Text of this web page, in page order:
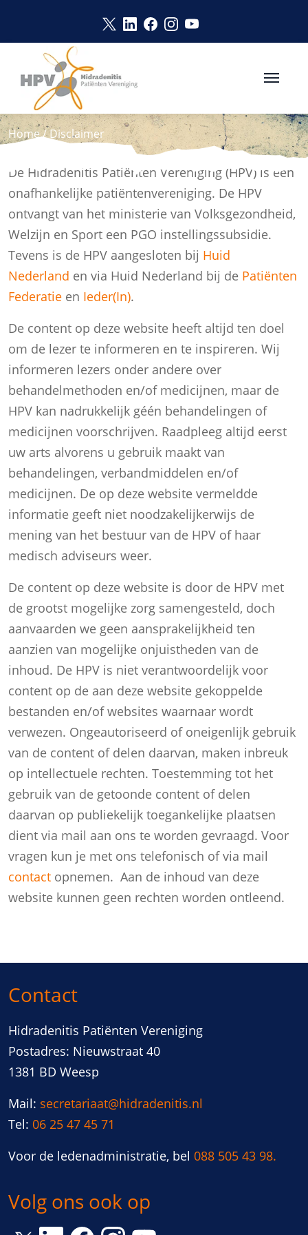
Link opent in een nieuw venster
Link opent in een nieuw
Link opent in een nieuw
Link opent in een
Link opent in een
Home/Disclaimer
De Hidradenitis Patiënten Vereniging (HPV) is een
onafhankelijke patiëntenvereniging. De HPV
ontvangt van het ministerie van Volksgezondheid,
Welzijn en Sport een PGO instellingssubsidie.
Tevens is de HPV aangesloten bij Huid
Nederland en via Huid Nederland bij de Patiënten
Federatie en Ieder(In).
De content op deze website heeft altijd ten doel
om de lezer te informeren en te inspireren. Wij
informeren lezers onder andere over
behandelmethoden en/of medicijnen, maar de
HPV kan nadrukkelijk géén behandelingen of
medicijnen voorschrijven. Raadpleeg altijd eerst
uw arts alvorens u gebruik maakt van
behandelingen, verbandmiddelen en/of
medicijnen. De op deze website vermeldde
informatie geeft niet noodzakelijkerwijs de
mening van het bestuur van de HPV of haar
medisch adviseurs weer.
De content op deze website is door de HPV met
de grootst mogelijke zorg samengesteld, doch
aanvaarden we geen aansprakelijkheid ten
aanzien van mogelijke onjuistheden van de
inhoud. De HPV is niet verantwoordelijk voor
content op de aan deze website gekoppelde
bestanden en/of websites waarnaar wordt
verwezen. Ongeautoriseerd of oneigenlijk gebruik
van de content of delen daarvan, maken inbreuk
op intellectuele rechten. Toestemming tot het
gebruik van de getoonde content of delen
daarvan op publiekelijk toegankelijke plaatsen
dient via mail aan ons te worden gevraagd. Voor
vragen kun je met ons telefonisch of via mail
contact opnemen. Aan de inhoud van deze
website kunnen geen rechten worden ontleend.
Contact
Hidradenitis Patiënten Vereniging
Postadres: Nieuwstraat 40
1381 BD Weesp
Mail: secretariaat@hidradenitis.nl
Tel: 06 25 47 45 71
Voor de ledenadministratie, bel 088 505 43 98.
Volg ons ook op